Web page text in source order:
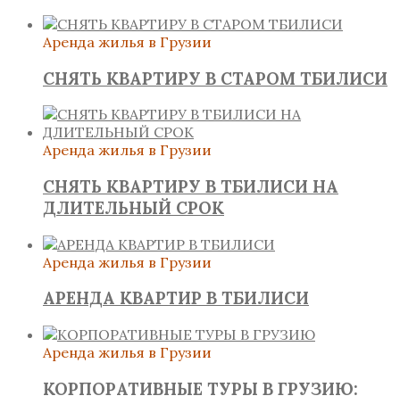
Аренда жилья в Грузии
СНЯТЬ КВАРТИРУ В СТАРОМ ТБИЛИСИ
Аренда жилья в Грузии
СНЯТЬ КВАРТИРУ В ТБИЛИСИ НА
ДЛИТЕЛЬНЫЙ СРОК
Аренда жилья в Грузии
АРЕНДА КВАРТИР В ТБИЛИСИ
Аренда жилья в Грузии
КОРПОРАТИВНЫЕ ТУРЫ В ГРУЗИЮ: